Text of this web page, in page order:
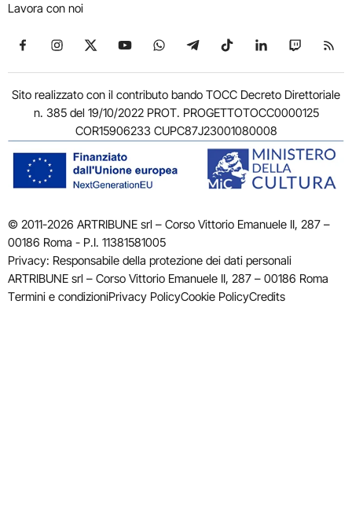
Lavora con noi
Seguici su Facebook
Seguici su Instagram
Seguici su X
Seguici su YouTube
Seguici su WhatsApp
Seguici su Telegram
Seguici su TikTok
Seguici su
Seguici
Sito realizzato con il contributo bando TOCC Decreto Direttoriale
n. 385 del 19/10/2022 PROT. PROGETTOTOCC0000125
COR15906233 CUPC87J23001080008
© 2011-2026 ARTRIBUNE srl – Corso Vittorio Emanuele II, 287 –
00186 Roma - P.I. 11381581005
Privacy: Responsabile della protezione dei dati personali
ARTRIBUNE srl – Corso Vittorio Emanuele II, 287 – 00186 Roma
Termini e condizioniPrivacy PolicyCookie PolicyCredits